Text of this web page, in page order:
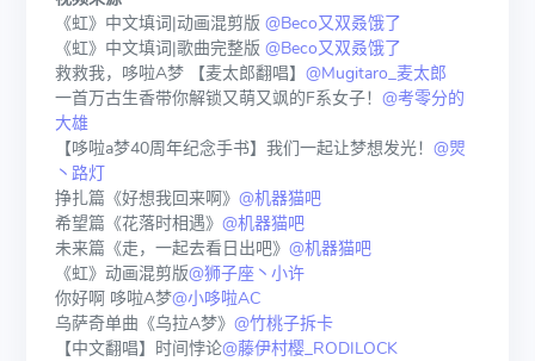
《虹》中文填词|动画混剪版 @Beco又双叒饿了
《虹》中文填词|歌曲完整版 @Beco又双叒饿了
救救我，哆啦A梦 【麦太郎翻唱】 @Mugitaro_麦太郎
一首万古生香带你解锁又萌又飒的F系女子！ @考零分的
大雄
【哆啦a梦40周年纪念手书】我们一起让梦想发光！ @焸
丶路灯
挣扎篇《好想我回来啊》 @机器猫吧
希望篇《花落时相遇》 @机器猫吧
未来篇《走，一起去看日出吧》 @机器猫吧
《虹》动画混剪版@狮子座丶小许
你好啊 哆啦A梦@小哆啦AC
乌萨奇单曲《乌拉A梦》 @竹桃子拆卡
【中文翻唱】时间悖论@藤伊村樱_RODILOCK